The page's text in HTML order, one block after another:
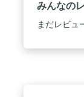
みんなの
まだレビュ